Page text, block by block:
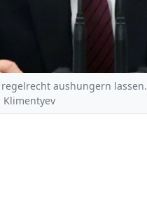
aushungern lassen.